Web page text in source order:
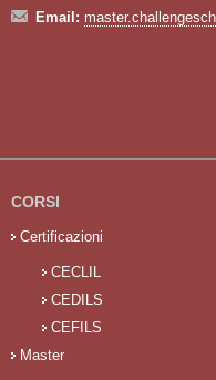
Email:
CORSI
Certificazioni
CECLIL
CEDILS
CEFILS
Master